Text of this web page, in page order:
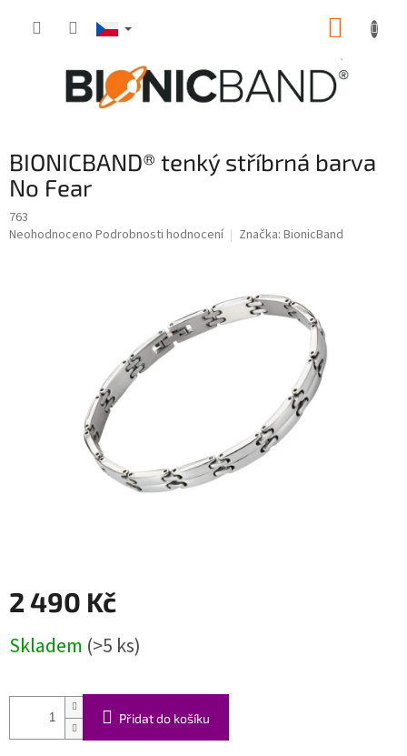
BIONICBAND® tenký stříbrná barva
No Fear
763
Průměrné
Neohodnoceno Podrobnosti hodnocení Značka: BionicBand
2 490 Kč
cena:
Skladem (>5 ks)
Přidat do košíku